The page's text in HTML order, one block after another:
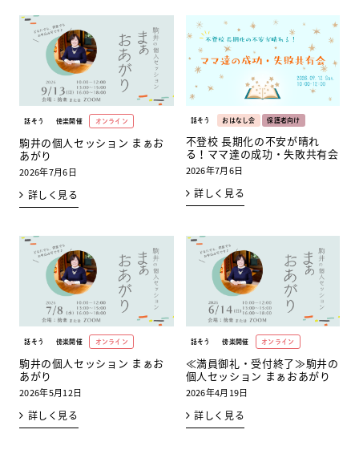
話そう 傍楽開催 オンライン
駒井の個人セッション まぁお
あがり
2026年7月6日
詳しく見る
話そう おはなし会 保護者向け
不登校 長期化の不安が晴れ
る！ママ達の成功・失敗共有会
2026年7月6日
詳しく見る
話そう 傍楽開催 オンライン
駒井の個人セッション まぁお
あがり
2026年5月12日
詳しく見る
話そう 傍楽開催 オンライン
≪満員御礼・受付終了≫駒井の
個人セッション まぁおあがり
2026年4月19日
詳しく見る